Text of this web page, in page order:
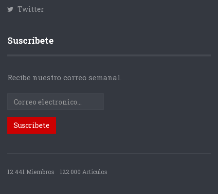
Twitter
Suscríbete
Recibe nuestro correo semanal.
12.441 Miembros 122.000 Articulos